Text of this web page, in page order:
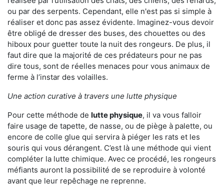
ou par des serpents. Cependant, elle n'est pas si simple à
réaliser et donc pas assez évidente. Imaginez-vous devoir
être obligé de dresser des buses, des chouettes ou des
hiboux pour guetter toute la nuit des rongeurs. De plus, il
faut dire que la majorité de ces prédateurs pour ne pas
dire tous, sont de réelles menaces pour vous animaux de
ferme à l’instar des volailles.
Une action curative à travers une lutte physique
Pour cette méthode de lutte physique, il va vous falloir
faire usage de tapette, de nasse, ou de piège à palette, ou
encore de colle glue qui servira à piéger les rats et les
souris qui vous dérangent. C’est là une méthode qui vient
compléter la lutte chimique. Avec ce procédé, les rongeurs
méfiants auront la possibilité de se reproduire à volonté
avant que leur repêchage ne reprenne.